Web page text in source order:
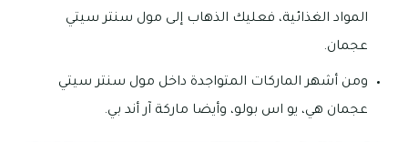
المواد الغذائية، فعليك الذهاب إلى مول سنتر سيتي
عجمان.
ومن أشهر الماركات المتواجدة داخل مول سنتر سيتي
عجمان هي، يو اس بولو، وأيضا ماركة آر أند بي.